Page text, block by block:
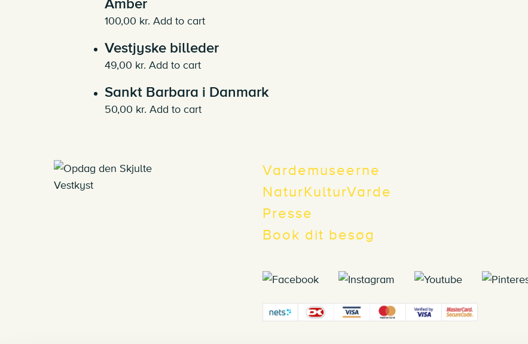
Amber
100,00 kr. Add to cart
Vestjyske billeder
49,00 kr. Add to cart
Sankt Barbara i Danmark
50,00 kr. Add to cart
Vardemuseerne
NaturKulturVarde
Presse
Book dit besøg